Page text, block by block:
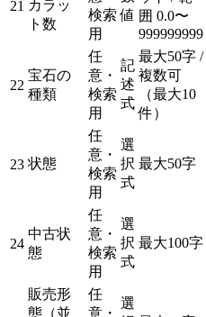
21 カラッ
ト数
検索
用
値 囲 0.0〜
999999999
22
宝石の
種類
任
意・
検索
用
記
述
式
最大50字 /
複数可
（最大10
件）
23 状態
任
意・
検索
用
選
択
式
最大50字
24
中古状
態
任
意・
検索
用
選
択
式
最大100字
販売形
態（並
任
意・
選